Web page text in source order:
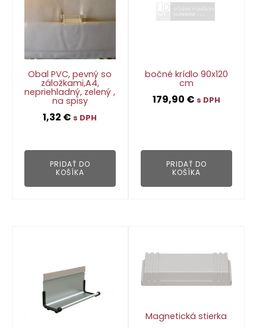
Obal PVC, pevný so
záložkami,A4,
nepriehladný, zelený ,
na spisy
1,32 € s DPH
PRIDAŤ DO
KOŠÍKA
bočné krídlo 90x120
cm
179,90 € s DPH
PRIDAŤ DO
KOŠÍKA
Magnetická stierka